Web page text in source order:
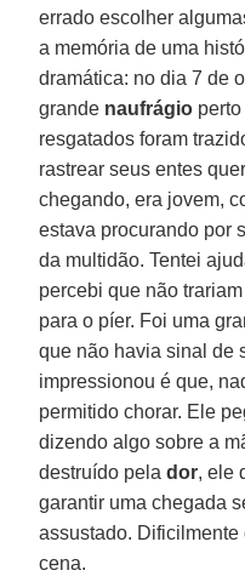
errado escolher
a memória de uma
dramática: no dia 7 de
grande naufrágio
resgatados foram
rastrear seus entes
chegando, era jovem,
estava procurando por
da multidão. Tentei
percebi que não
para o píer. Foi uma
que não havia sinal de
impressionou é que,
permitido chorar. Ele
dizendo algo sobre a
destruído pelador, ele
garantir uma chegada
assustado.
cena.